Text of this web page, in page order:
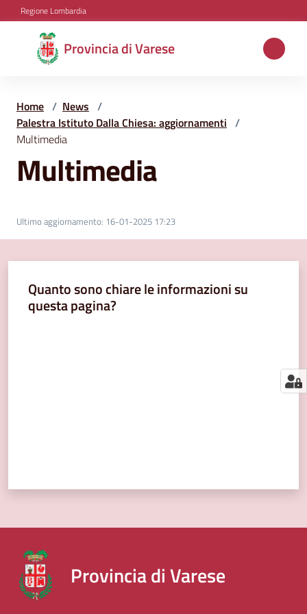
Vai al contenuto
Vai alla navigazione
Vai al footer
Regione Lombardia
Provincia di Varese
Provincia
di
Aree
tematiche
Amministrazione
segnalazioni
Home / News /
Palestra Istituto Dalla Chiesa: aggiornamenti /
Multimedia
Multimedia
Ultimo aggiornamento: 16-01-2025 17:23
Quanto sono chiare le informazioni su
questa pagina?
Provincia di Varese